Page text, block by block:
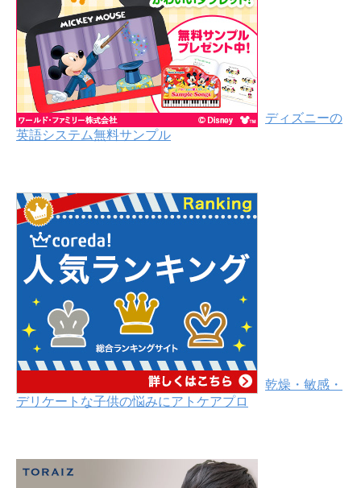
ディズニーの
英語システム無料サンプル
乾燥・敏感・
デリケートな子供の悩みにアトケアプロ